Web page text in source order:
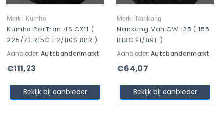
Merk: Kumho
Kumho PorTran 4S CX11 (
225/70 R15C 112/110S 8PR )
Aanbieder: Autobandenmarkt
€111,23
Bekijk bij aanbieder
Merk: Nankang
Nankang Van CW-25 ( 155
R13C 91/89T )
Aanbieder: Autobandenmarkt
€64,07
Bekijk bij aanbieder